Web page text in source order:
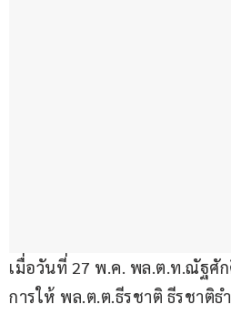
เมื่อวันที่ 27 พ.ค. พล.ต.ท.ณัฐศั
การให้ พล.ต.ต.ธีรชาติ ธีรชาติธ